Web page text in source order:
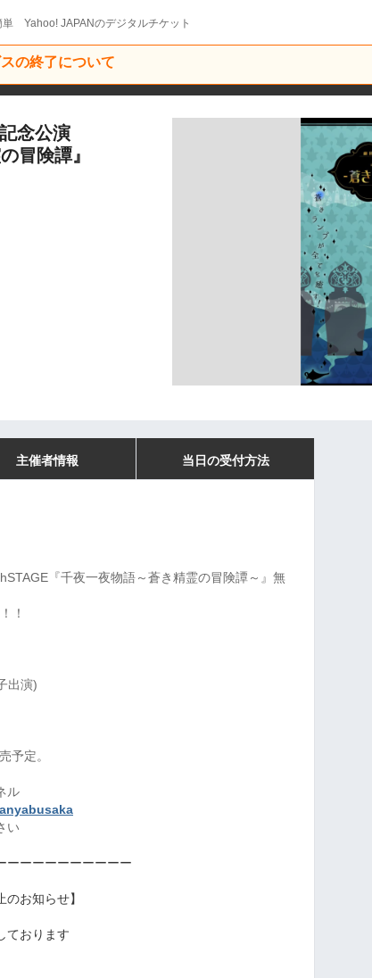
単 Yahoo! JAPANのデジタルチケット
の終了について
念公演
冒険譚』
主催者情報 当日の受付方法
『千夜一夜物語～蒼き精霊の冒険譚～』無
！
出演)
予定。
ル
い‍
ーーーーーーーーーー
のお知らせ】
ております